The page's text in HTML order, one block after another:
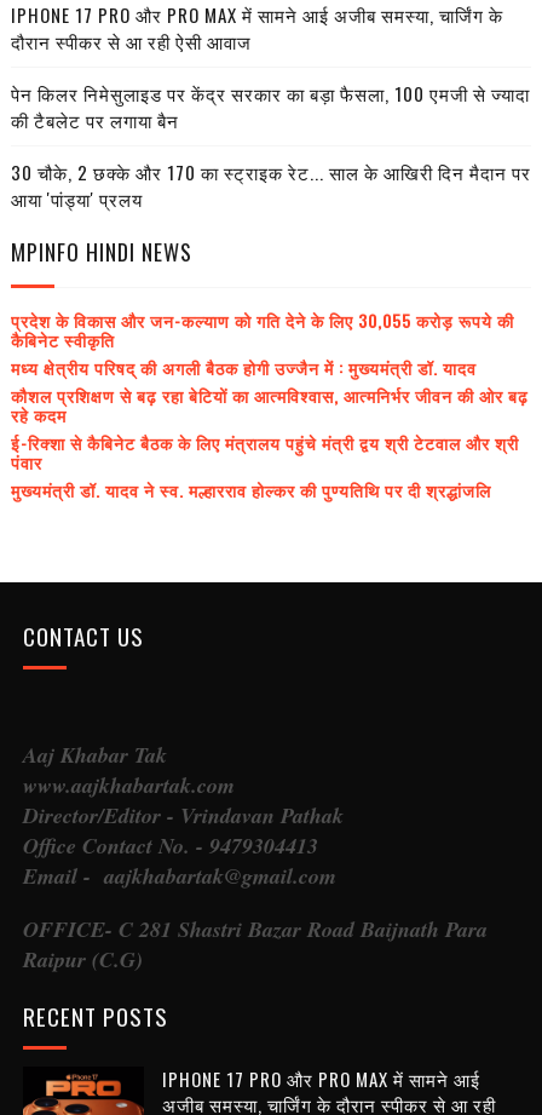
IPHONE 17 PRO और PRO MAX में सामने आई अजीब समस्या, चार्जिंग के
दौरान स्पीकर से आ रही ऐसी आवाज
पेन किलर निमेसुलाइड पर केंद्र सरकार का बड़ा फैसला, 100 एमजी से ज्यादा
की टैबलेट पर लगाया बैन
30 चौके, 2 छक्के और 170 का स्ट्राइक रेट... साल के आखिरी दिन मैदान पर
आया 'पांड्या' प्रलय
MPINFO HINDI NEWS
प्रदेश के विकास और जन-कल्याण को गति देने के लिए 30,055 करोड़ रूपये की
कैबिनेट स्वीकृति
मध्य क्षेत्रीय परिषद् की अगली बैठक होगी उज्जैन में : मुख्यमंत्री डॉ. यादव
कौशल प्रशिक्षण से बढ़ रहा बेटियों का आत्मविश्वास, आत्मनिर्भर जीवन की ओर बढ़
रहे कदम
ई-रिक्शा से कैबिनेट बैठक के लिए मंत्रालय पहुंचे मंत्री द्वय श्री टेटवाल और श्री
पंवार
मुख्यमंत्री डॉ. यादव ने स्व. मल्हारराव होल्कर की पुण्यतिथि पर दी श्रद्धांजलि
CONTACT US
Aaj Khabar Tak
www.aajkhabartak.com
Director/Editor - Vrindavan Pathak
Office Contact No. - 9479304413
Email - aajkhabartak@gmail.com
OFFICE- C 281 Shastri Bazar Road Baijnath Para
Raipur (C.G)
RECENT POSTS
IPHONE 17 PRO और PRO MAX में सामने आई
अजीब समस्या, चार्जिंग के दौरान स्पीकर से आ रही